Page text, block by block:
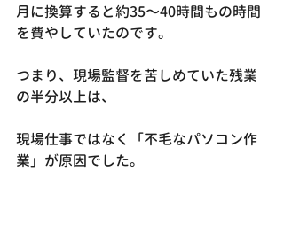
月に換算すると約35〜40時間もの時間
を費やしていたのです。
つまり、現場監督を苦しめていた残業
の半分以上は、
現場仕事ではなく「不毛なパソコン作
業」が原因でした。